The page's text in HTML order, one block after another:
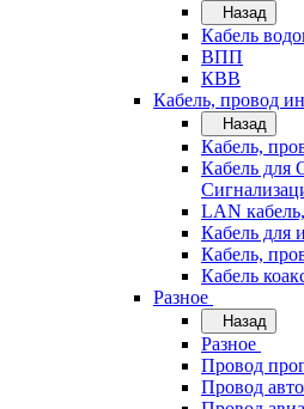
Назад
Кабель
ВПП
КВВ
Кабель, провод
Назад
Кабель,
Кабель для
LAN
Кабель для
Кабель,
Кабель
Разное
Назад
Разное
Провод
Провод